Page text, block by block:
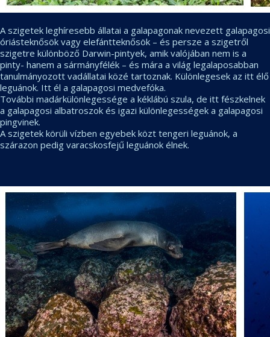
A szigetek leghíresebb állatai a galapagonak nevezett galapagosi
óriásteknősök vagy elefántteknősök – és persze a szigetről
szigetre különböző Darwin-pintyek, amik valójában nem is a
pinty- hanem a sármányfélék – és mára a világ legalaposabban
tanulmányozott vadállatai közé tartoznak. Különlegesek az itt élő
leguánok. Itt él a galapagosi medvefóka.
További madárkülönlegessége a kéklábú szula, de itt fészkelnek
a galapagosi albatroszok és igazi különlegességek a galapagosi
pingvinek.
A szigetek körüli vízben egyebek közt tengeri leguánok, a
szárazon pedig varacskosfejű leguánok élnek.